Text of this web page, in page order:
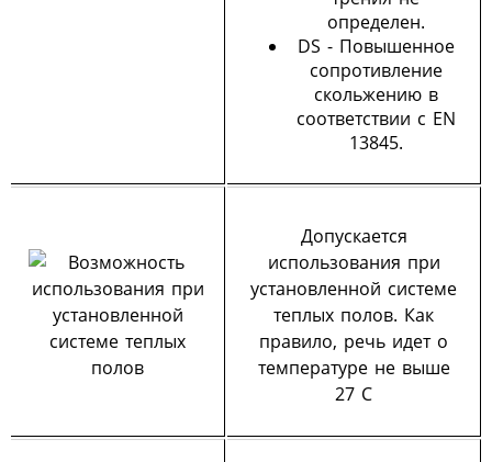
определен.
DS - Повышенное
сопротивление
скольжению в
соответствии с EN
13845.
Допускается
использования при
установленной системе
теплых полов. Как
правило, речь идет о
температуре не выше
27 С